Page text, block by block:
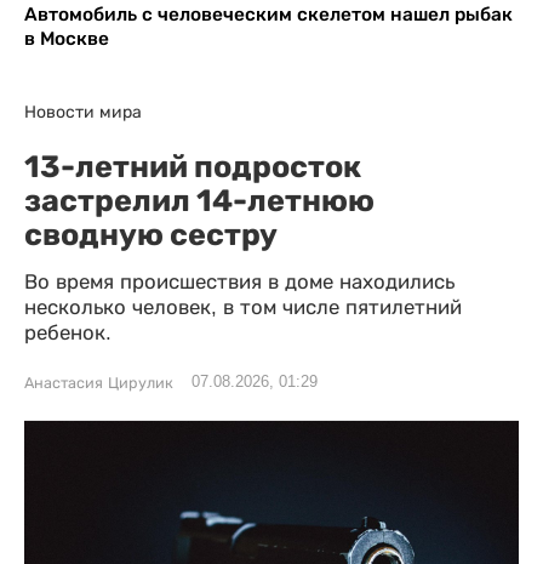
Автомобиль с человеческим скелетом нашел рыбак
в Москве
Новости мира
13-летний подросток
застрелил 14-летнюю
сводную сестру
Во время происшествия в доме находились
несколько человек, в том числе пятилетний
ребенок.
Анастасия Цирулик 07.08.2026, 01:29